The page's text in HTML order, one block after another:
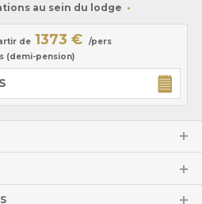
au sein du lodge
de 1373 €
/pers
(demi-pension)